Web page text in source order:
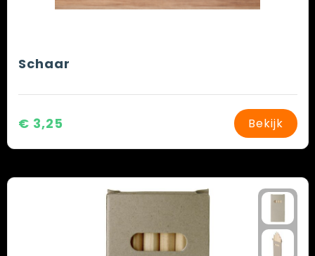
Schaar
€ 3,25 Bekijk